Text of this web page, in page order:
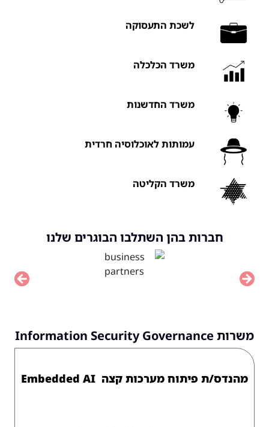
לשכת התעסוקה
משרד הכלכלה
משרד החדשנות
עמותות לאוכלוסיה חרדית
משרד הקליטה
חברות בהן השתלבו הבוגרים שלנו
Next
משרות Information Security Governance
מהנדס/ת פיתוח מערכות קצה Embedded AI